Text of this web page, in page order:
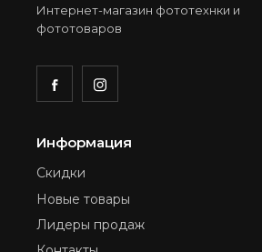
Интернет-магазин фототехнки и
фототоваров
Информация
Скидки
Новые товары
Лидеры продаж